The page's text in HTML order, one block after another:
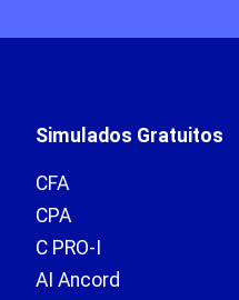
Simulados Gratuitos
CFA
CPA
C PRO-I
AI Ancord